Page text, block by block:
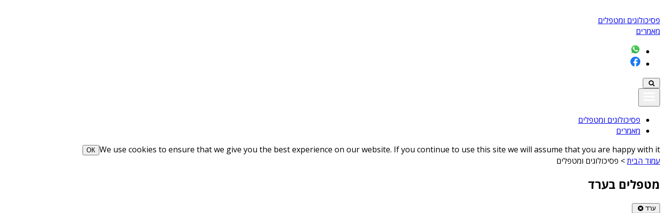
פסיכולוגים ומטפלים
מאמרים
פסיכולוגים ומטפלים
מאמרים
We use cookies to ensure that we give you the best experience on our website. If you continue to use this site we will assume that you are happy with it
ОК
עמוד הבית> פסיכולוגים ומטפלים
מטפלים בערד
ערד